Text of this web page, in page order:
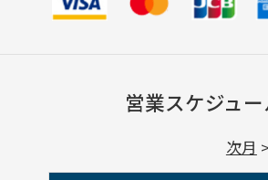
営業スケジュ
次月